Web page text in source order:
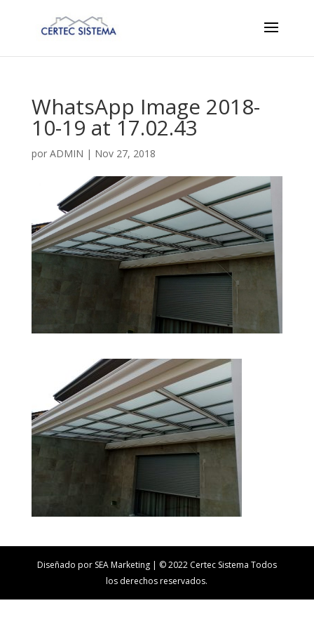
WhatsApp Image 2018-
10-19 at 17.02.43
por ADMIN | Nov 27, 2018
Diseñado por SEA Marketing | © 2022 Certec Sistema Todos
los derechos reservados.